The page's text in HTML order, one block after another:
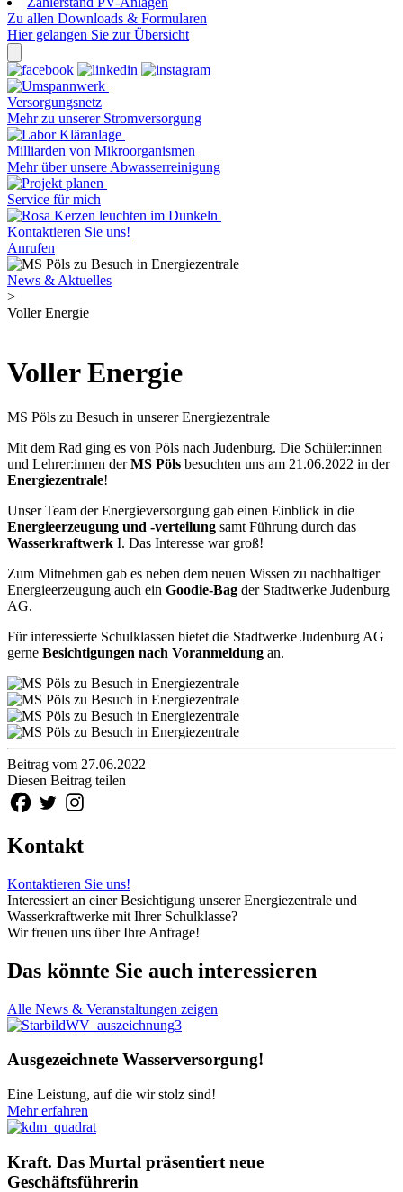
Zu allen Downloads & Formularen
Hier gelangen Sie zur Übersicht
Versorgungsnetz
Mehr zu unserer Stromversorgung
Milliarden von Mikroorganismen
Mehr über unsere Abwasserreinigung
Service für mich
Kontaktieren Sie uns!
Anrufen
News & Aktuelles
>
Voller Energie
Voller Energie
MS Pöls zu Besuch in unserer Energiezentrale
Mit dem Rad ging es von Pöls nach Judenburg. Die Schüler:innen
und Lehrer:innen derMS Pöls besuchten uns am 21.06.2022 in der
Energiezentrale!
Unser Team der Energieversorgung gab einen Einblick in die
Energieerzeugung und -verteilung samt Führung durch das
Wasserkraftwerk I. Das Interesse war groß!
Zum Mitnehmen gab es neben dem neuen Wissen zu nachhaltiger
Energieerzeugung auch ein Goodie-Bag der Stadtwerke Judenburg
AG.
Für interessierte Schulklassen bietet die Stadtwerke Judenburg AG
gerne Besichtigungen nach Voranmeldung an.
Beitrag vom 27.06.2022
Diesen Beitrag teilen
Kontakt
Kontaktieren Sie uns!
Interessiert an einer Besichtigung unserer Energiezentrale und
Wasserkraftwerke mit Ihrer Schulklasse?
Wir freuen uns über Ihre Anfrage!
Das könnte Sie auch interessieren
Alle News & Veranstaltungen zeigen
Ausgezeichnete Wasserversorgung!
Eine Leistung, auf die wir stolz sind!
Mehr erfahren
Kraft. Das Murtal präsentiert neue
Geschäftsführerin